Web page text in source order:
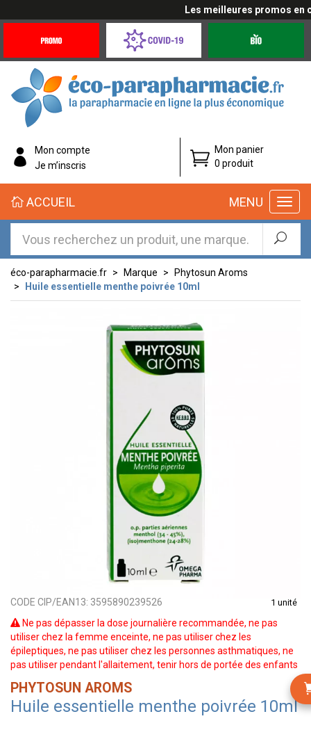
Les meilleures promos en
Offres
Coronavirus
éco-
parapharmacie.fr
éco-
parapharmacie.fr
Mon compte
Je m’inscris
Mon panier
0 produit
MENU
ACCUEIL
éco-parapharmacie.fr Marque
Phytosun Aroms
Huile essentielle menthe poivrée 10ml
CODE CIP/EAN13: 3595890239526 1 unité
Ne pas dépasser la dose journalière recommandée, ne pas
utiliser chez la femme enceinte, ne pas utiliser chez les
épileptiques, ne pas utiliser chez les personnes asthmatiques, ne
pas utiliser pendant l'allaitement, tenir hors de portée des enfants
PHYTOSUN AROMS
Huile essentielle menthe poivrée 10ml